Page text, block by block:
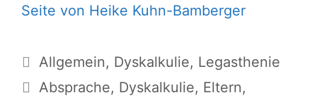
Seite von Heike Kuhn-Bamberger
Kategorien
Allgemein, Dyskalkulie, Legasthenie
Schlagwörter
Absprache, Dyskalkulie, Eltern,